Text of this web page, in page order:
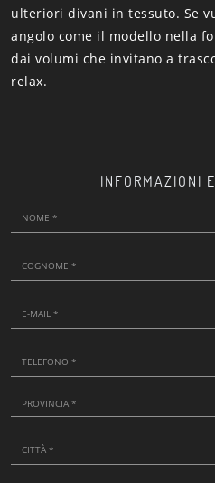
ulteriori divani in tessuto. Se
angolo come il modello nella
dai volumi che invitano a
relax.
INFORMAZIONI